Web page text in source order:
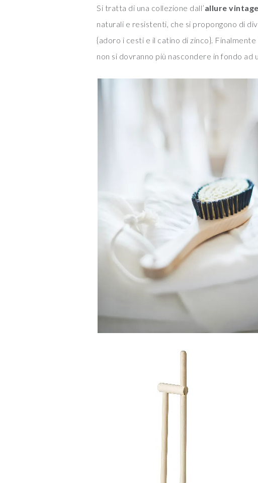
Si tratta di una collezione dall’allure
naturali e resistenti, che si propongono di
{adoro i cesti e il catino di zinco}.
non si dovranno più nascondere in fondo ad